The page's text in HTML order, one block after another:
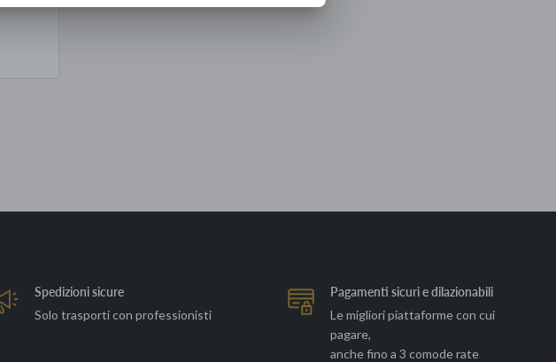
Spedizioni sicure
Solo trasporti con professionisti
Pagamenti sicuri e dilazionabili
Le migliori piattaforme con cui
pagare,
anche fino a 3 comode rate